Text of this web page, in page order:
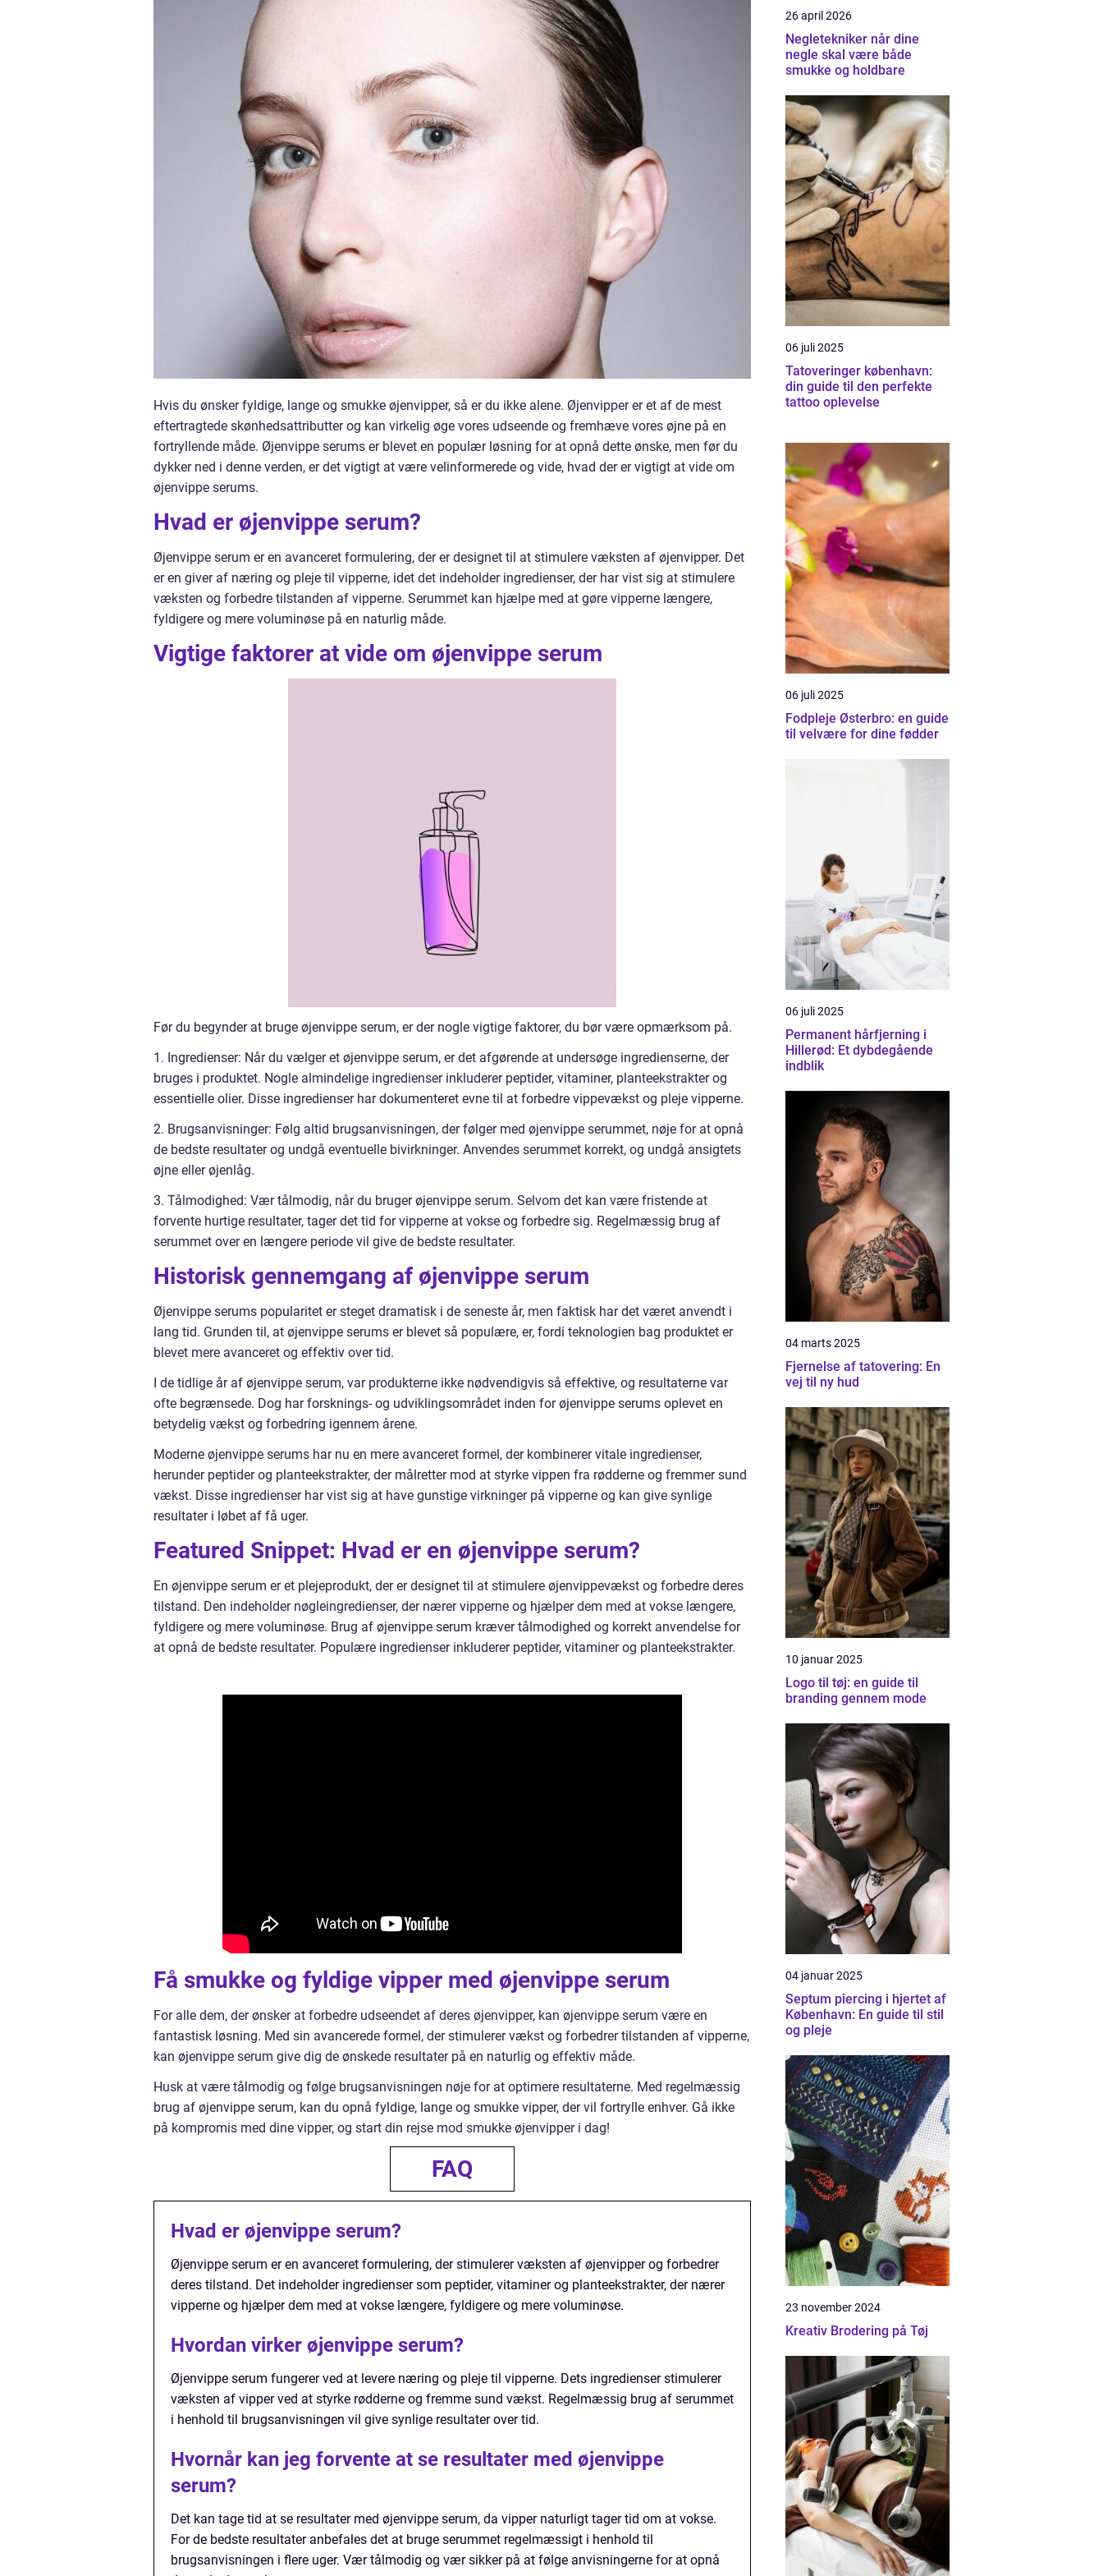
Hvis du ønsker fyldige, lange og smukke øjenvipper, så er du ikke alene. Øjenvipper er et af de mest
eftertragtede skønhedsattributter og kan virkelig øge vores udseende og fremhæve vores øjne på en
fortryllende måde. Øjenvippe serums er blevet en populær løsning for at opnå dette ønske, men før du
dykker ned i denne verden, er det vigtigt at være velinformerede og vide, hvad der er vigtigt at vide om
øjenvippe serums.
Hvad er øjenvippe serum?
Øjenvippe serum er en avanceret formulering, der er designet til at stimulere væksten af øjenvipper. Det
er en giver af næring og pleje til vipperne, idet det indeholder ingredienser, der har vist sig at stimulere
væksten og forbedre tilstanden af vipperne. Serummet kan hjælpe med at gøre vipperne længere,
fyldigere og mere voluminøse på en naturlig måde.
Vigtige faktorer at vide om øjenvippe serum
Før du begynder at bruge øjenvippe serum, er der nogle vigtige faktorer, du bør være opmærksom på.
1. Ingredienser: Når du vælger et øjenvippe serum, er det afgørende at undersøge ingredienserne, der
bruges i produktet. Nogle almindelige ingredienser inkluderer peptider, vitaminer, planteekstrakter og
essentielle olier. Disse ingredienser har dokumenteret evne til at forbedre vippevækst og pleje vipperne.
2. Brugsanvisninger: Følg altid brugsanvisningen, der følger med øjenvippe serummet, nøje for at opnå
de bedste resultater og undgå eventuelle bivirkninger. Anvendes serummet korrekt, og undgå ansigtets
øjne eller øjenlåg.
3. Tålmodighed: Vær tålmodig, når du bruger øjenvippe serum. Selvom det kan være fristende at
forvente hurtige resultater, tager det tid for vipperne at vokse og forbedre sig. Regelmæssig brug af
serummet over en længere periode vil give de bedste resultater.
Historisk gennemgang af øjenvippe serum
Øjenvippe serums popularitet er steget dramatisk i de seneste år, men faktisk har det været anvendt i
lang tid. Grunden til, at øjenvippe serums er blevet så populære, er, fordi teknologien bag produktet er
blevet mere avanceret og effektiv over tid.
I de tidlige år af øjenvippe serum, var produkterne ikke nødvendigvis så effektive, og resultaterne var
ofte begrænsede. Dog har forsknings- og udviklingsområdet inden for øjenvippe serums oplevet en
betydelig vækst og forbedring igennem årene.
Moderne øjenvippe serums har nu en mere avanceret formel, der kombinerer vitale ingredienser,
herunder peptider og planteekstrakter, der målretter mod at styrke vippen fra rødderne og fremmer sund
vækst. Disse ingredienser har vist sig at have gunstige virkninger på vipperne og kan give synlige
resultater i løbet af få uger.
Featured Snippet: Hvad er en øjenvippe serum?
En øjenvippe serum er et plejeprodukt, der er designet til at stimulere øjenvippevækst og forbedre deres
tilstand. Den indeholder nøgleingredienser, der nærer vipperne og hjælper dem med at vokse længere,
fyldigere og mere voluminøse. Brug af øjenvippe serum kræver tålmodighed og korrekt anvendelse for
at opnå de bedste resultater. Populære ingredienser inkluderer peptider, vitaminer og planteekstrakter.
Få smukke og fyldige vipper med øjenvippe serum
For alle dem, der ønsker at forbedre udseendet af deres øjenvipper, kan øjenvippe serum være en
fantastisk løsning. Med sin avancerede formel, der stimulerer vækst og forbedrer tilstanden af vipperne,
kan øjenvippe serum give dig de ønskede resultater på en naturlig og effektiv måde.
Husk at være tålmodig og følge brugsanvisningen nøje for at optimere resultaterne. Med regelmæssig
brug af øjenvippe serum, kan du opnå fyldige, lange og smukke vipper, der vil fortrylle enhver. Gå ikke
på kompromis med dine vipper, og start din rejse mod smukke øjenvipper i dag!
FAQ
Hvad er øjenvippe serum?
Øjenvippe serum er en avanceret formulering, der stimulerer væksten af øjenvipper og forbedrer
deres tilstand. Det indeholder ingredienser som peptider, vitaminer og planteekstrakter, der nærer
vipperne og hjælper dem med at vokse længere, fyldigere og mere voluminøse.
Hvordan virker øjenvippe serum?
Øjenvippe serum fungerer ved at levere næring og pleje til vipperne. Dets ingredienser stimulerer
væksten af vipper ved at styrke rødderne og fremme sund vækst. Regelmæssig brug af serummet
i henhold til brugsanvisningen vil give synlige resultater over tid.
Hvornår kan jeg forvente at se resultater med øjenvippe
serum?
Det kan tage tid at se resultater med øjenvippe serum, da vipper naturligt tager tid om at vokse.
For de bedste resultater anbefales det at bruge serummet regelmæssigt i henhold til
brugsanvisningen i flere uger. Vær tålmodig og vær sikker på at følge anvisningerne for at opnå
26 april 2026
Negletekniker når dine
negle skal være både
smukke og holdbare
06 juli 2025
Tatoveringer københavn:
din guide til den perfekte
tattoo oplevelse
06 juli 2025
Fodpleje Østerbro: en guide
til velvære for dine fødder
06 juli 2025
Permanent hårfjerning i
Hillerød: Et dybdegående
indblik
04 marts 2025
Fjernelse af tatovering: En
vej til ny hud
10 januar 2025
Logo til tøj: en guide til
branding gennem mode
04 januar 2025
Septum piercing i hjertet af
København: En guide til stil
og pleje
23 november 2024
Kreativ Brodering på Tøj